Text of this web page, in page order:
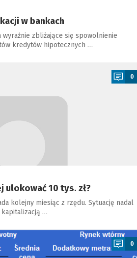
w bankach
wyraźnie zbliżające się spowolnienie
kredytów hipotecznych …
0
ulokować 10 tys. zł?
kolejny miesiąc z rzędu. Sytuację nadal
…
0